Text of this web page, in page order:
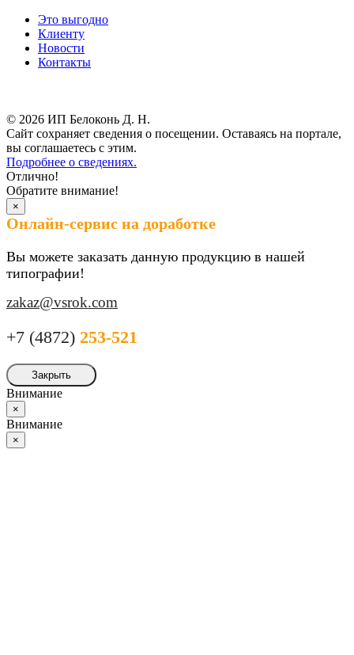
Это выгодно
Клиенту
Новости
Контакты
© 2026 ИП Белоконь Д. Н.
Сайт сохраняет сведения о посещении. Оставаясь на портале,
вы соглашаетесь с этим.
Подробнее о сведениях.
Отлично!
Обратите внимание!
×
Онлайн-сервис на доработке
Вы можете заказать данную продукцию в нашей
типографии!
zakaz@vsrok.com
+7 (4872) 253-521
Закрыть
Внимание
×
Внимание
×